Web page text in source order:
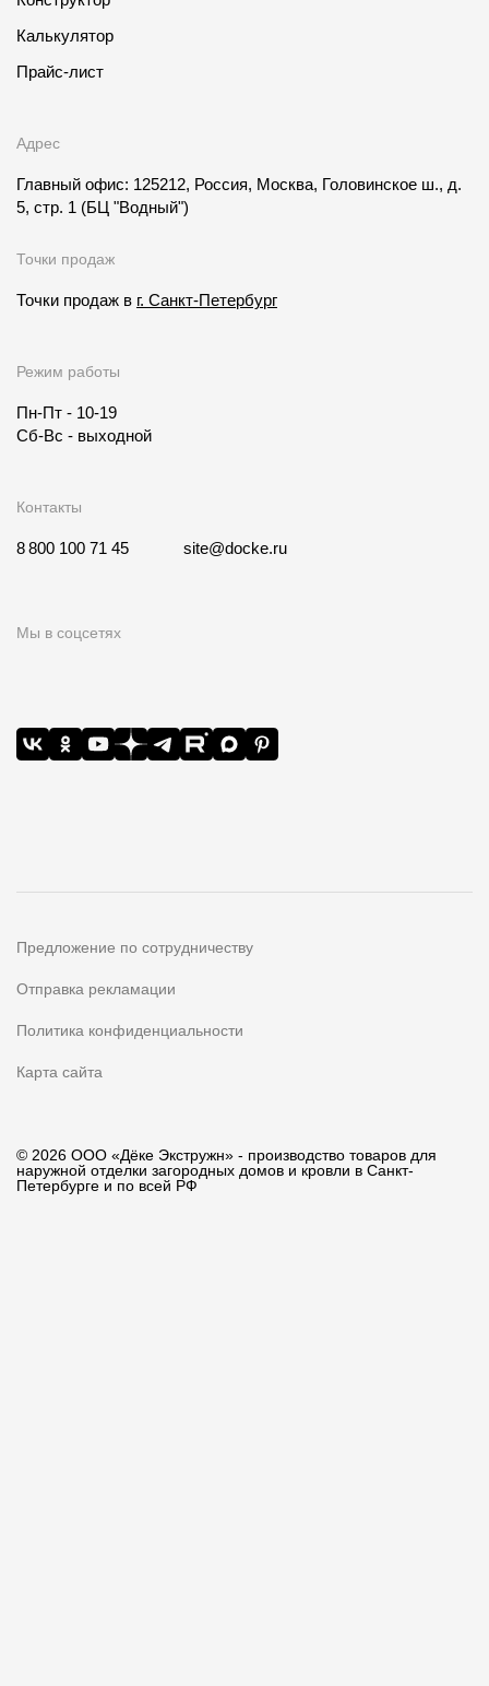
Калькулятор
Прайс-лист
Адрес
Главный офис: 125212, Россия, Москва, Головинское ш., д.
5, стр. 1 (БЦ "Водный")
Точки продаж
Точки продаж в г. Санкт-Петербург
Режим работы
Пн-Пт - 10-19
Сб-Вс - выходной
Контакты
8 800 100 71 45 site@docke.ru
Мы в соцсетях
Предложение по сотрудничеству
Отправка рекламации
Политика конфиденциальности
Карта сайта
© 2026 ООО «Дёке Экстружн» - производство товаров для
наружной отделки загородных домов и кровли в Санкт-
Петербурге и по всей РФ